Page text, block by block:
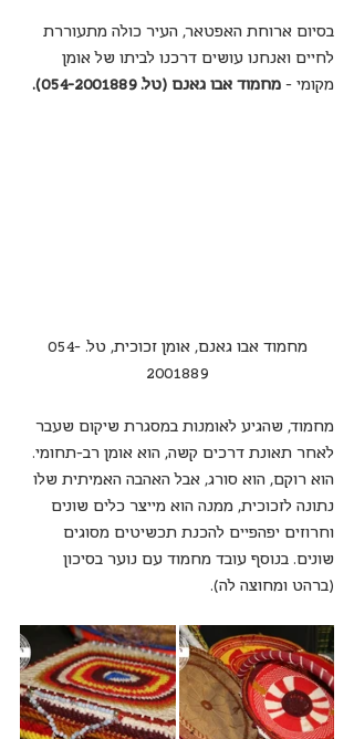
בסיום ארוחת האפטאר, העיר כולה מתעוררת
לחיים ואנחנו עושים דרכנו לביתו של אומן
מקומי - מחמוד אבו גאנם (טל. 054-2001889).
מחמוד אבו גאנם, אומן זכוכית, טל. 054-
2001889
מחמוד, שהגיע לאומנות במסגרת שיקום שעבר
לאחר תאונת דרכים קשה, הוא אומן רב-תחומי.
הוא רוקם, הוא סורג, אבל האהבה האמיתית שלו
נתונה לזכוכית, ממנה הוא מייצר כלים שונים
וחרוזים יפהפיים להכנת תכשיטים מסוגים
שונים. בנוסף עובד מחמוד עם נוער בסיכון
(ברהט ומחוצה לה).